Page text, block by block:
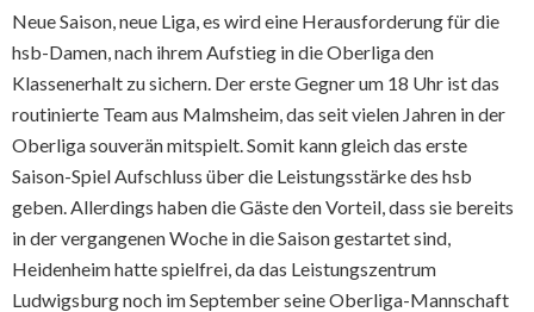
Neue Saison, neue Liga, es wird eine Herausforderung für die
hsb-Damen, nach ihrem Aufstieg in die Oberliga den
Klassenerhalt zu sichern. Der erste Gegner um 18 Uhr ist das
routinierte Team aus Malmsheim, das seit vielen Jahren in der
Oberliga souverän mitspielt. Somit kann gleich das erste
Saison-Spiel Aufschluss über die Leistungsstärke des hsb
geben. Allerdings haben die Gäste den Vorteil, dass sie bereits
in der vergangenen Woche in die Saison gestartet sind,
Heidenheim hatte spielfrei, da das Leistungszentrum
Ludwigsburg noch im September seine Oberliga-Mannschaft